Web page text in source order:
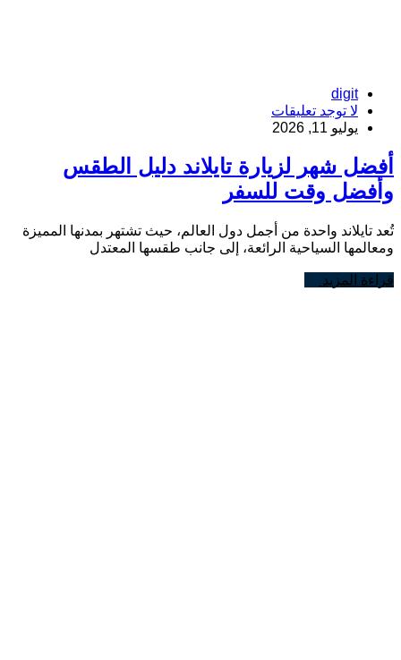
digit
لا توجد تعليقات
يوليو 11, 2026
أفضل شهر لزيارة تايلاند دليل الطقس
وأفضل وقت للسفر
تُعد تايلاند واحدة من أجمل دول العالم، حيث تشتهر بمدنها المميزة
ومعالمها السياحية الرائعة، إلى جانب طقسها المعتدل
قراءة المزيد